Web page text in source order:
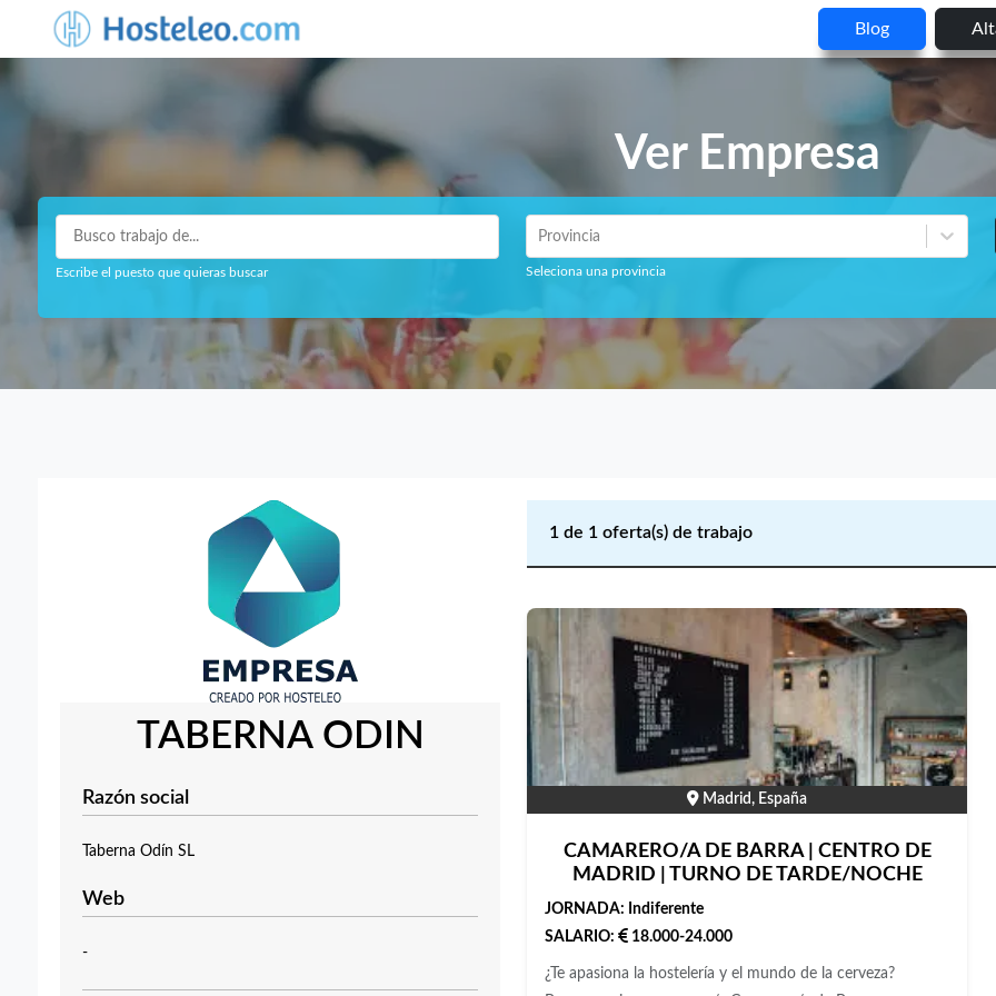
Blog
Ver Empresa
Escribe el puesto que quieras buscar
Provincia
Seleciona una provincia
TABERNA ODIN
Razón social
Taberna Odín SL
Web
-
1 de 1 oferta(s) de trabajo
Madrid, España
CAMARERO/A DE BARRA | CENTRO DE
MADRID | TURNO DE TARDE/NOCHE
JORNADA: Indiferente
SALARIO:
18.000-24.000
¿Te apasiona la hostelería y el mundo de la cerveza?